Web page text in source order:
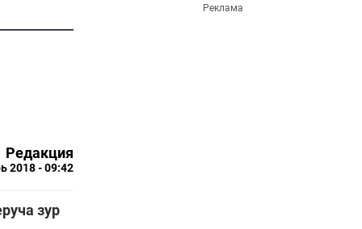
Редакция
2018 - 09:42
зур
Реклама